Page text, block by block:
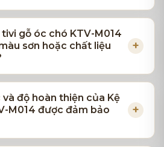
gỗ óc chó KTV-M014
sơn hoặc chất liệu
độ hoàn thiện của Kệ
M014 được đảm bảo